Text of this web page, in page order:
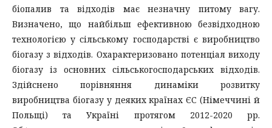
біопалив та відходів має незначну питому вагу.
Визначено, що найбільш ефективною безвідходною
технологією у сільському господарстві є виробництво
біогазу з відходів. Охарактеризовано потенціал виходу
біогазу із основних сільськогосподарських відходів.
Здійснено порівняння динаміки розвитку
виробництва біогазу у деяких країнах ЄС (Німеччині й
Польщі) та Україні протягом 2012-2020 рр.